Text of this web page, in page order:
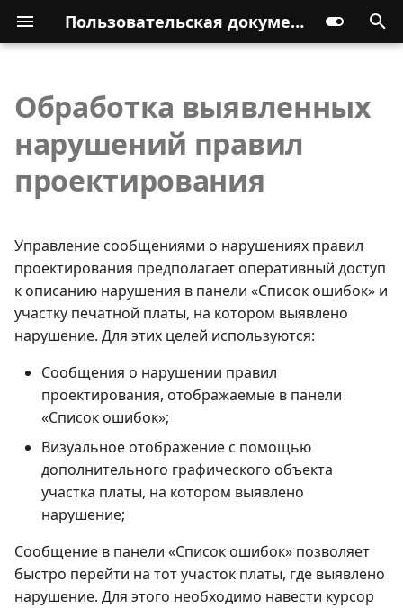
Пользовательская документация
Обработка выявленных
нарушений правил
проектирования
Управление сообщениями о нарушениях правил
проектирования предполагает оперативный доступ
к описанию нарушения в панели «Список ошибок» и
участку печатной платы, на котором выявлено
нарушение. Для этих целей используются:
Сообщения о нарушении правил
проектирования, отображаемые в панели
«Список ошибок»;
Визуальное отображение с помощью
дополнительного графического объекта
участка платы, на котором выявлено
нарушение;
Сообщение в панели «Список ошибок» позволяет
быстро перейти на тот участок платы, где выявлено
нарушение. Для этого необходимо навести курсор